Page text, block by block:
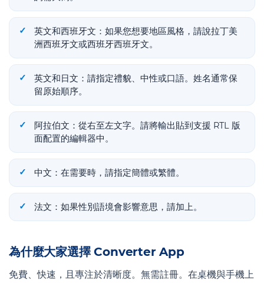
英文和西班牙文：如果您想要地區風格，請說拉丁美
洲西班牙文或西班牙西班牙文。
英文和日文：請指定禮貌、中性或口語。姓名通常保
留原始順序。
阿拉伯文：從右至左文字。請將輸出貼到支援 RTL 版
面配置的編輯器中。
中文：在需要時，請指定簡體或繁體。
法文：如果性別語境會影響意思，請加上。
為什麼大家選擇 Converter App
免費、快速，且專注於清晰度。無需註冊。在桌機與手機上